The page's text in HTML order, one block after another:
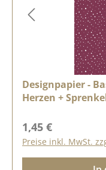
Designpapier -
Herzen +
Regulärer Preis:
1,45 €
Preise inkl. MwSt.